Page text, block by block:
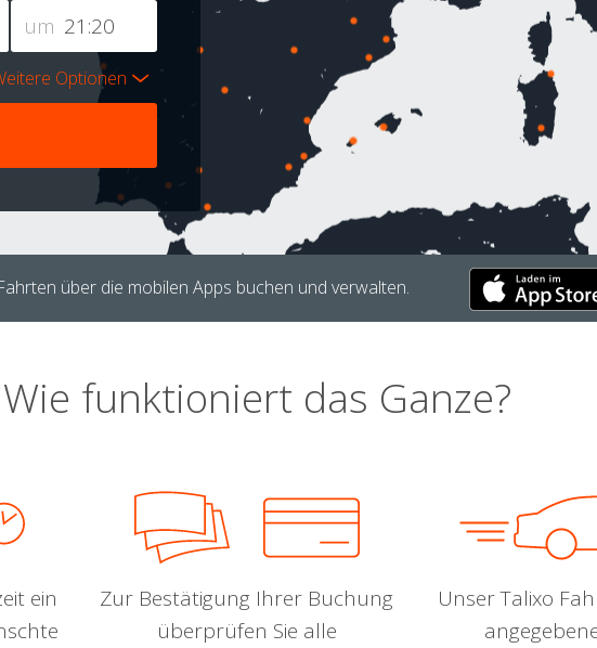
um
Optionen
über die mobilen Apps buchen und verwalten.
Wie funktioniert das Ganze?
ein
Zur Bestätigung Ihrer Buchung
überprüfen Sie alle
Unser Talixo